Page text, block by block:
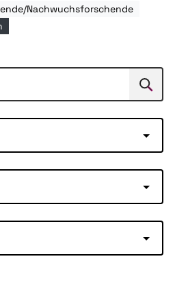
Nachwuchsforschende
Suchen